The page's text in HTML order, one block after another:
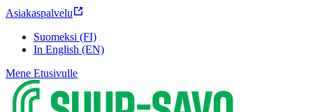
Asiakaspalvelu
Suomeksi (FI)
In English (EN)
Mene Etusivulle